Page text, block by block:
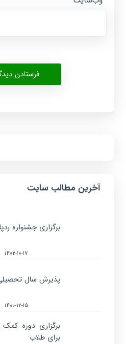
آخرین مطالب سایت
برگزاری جشنواره
۱۴۰۲-۱۰-۱۷
پذیرش سال تحصیلی ۰۲-
۱۴۰۰-۱۲-۱۵
برگزاری دوره
برای طلاب